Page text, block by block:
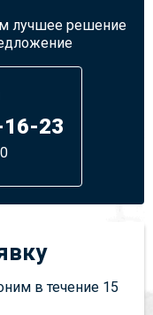
лучшее решение
16-23
в течение 15